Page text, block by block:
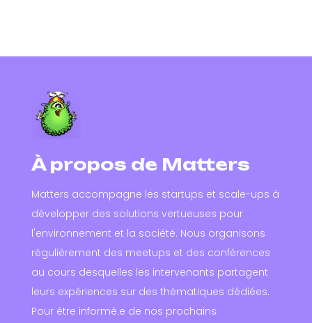
À propos de Matters
Matters accompagne les startups et scale-ups à
développer des solutions vertueuses pour
l'environnement et la société. Nous organisons
régulièrement des meetups et des conférences
au cours desquelles les intervenants partagent
leurs expériences sur des thématiques dédiées.
Pour être informé.e de nos prochains